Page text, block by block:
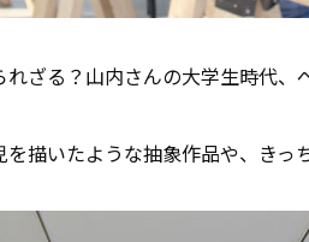
れざる？山内さんの大学生時代
を描いたような抽象作品や、きっ